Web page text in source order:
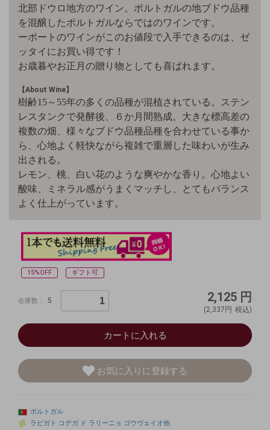
北部ドウロ地方のワイン。 ポルトガルの地ブドウ品種
を混醸したポルトガルならではのワインです。
ーポートのワインがこのお値段で入手できるのは、ゼ
ッタイにお買い得です！
お歳暮やお正月の贈り物としても喜ばれます。
【About Wine】
樹齢15～55年の多くの品種が混植されている。ステン
レスタンクで発酵後、６か月間熟成。 大きな標高差の
複数の畑、様々なブドウ品種品種を合わせている事か
ら、心地よく軽快ながら複雑で重層した味わいが生み
出される。
レモン、桃、白い花のような爽やかな香り。心地よい
酸味、ミネラル感がうまくマッチし、とてもバランス
よく仕上がっています。
15%OFF ギフト可
在庫数： 5 2,125 円
(2,337円 税込)
カートに入れる
お気に入りに登録する
ポルトガル
ラビガト コデガ ド ラリーニョ ゴウヴェイオ他